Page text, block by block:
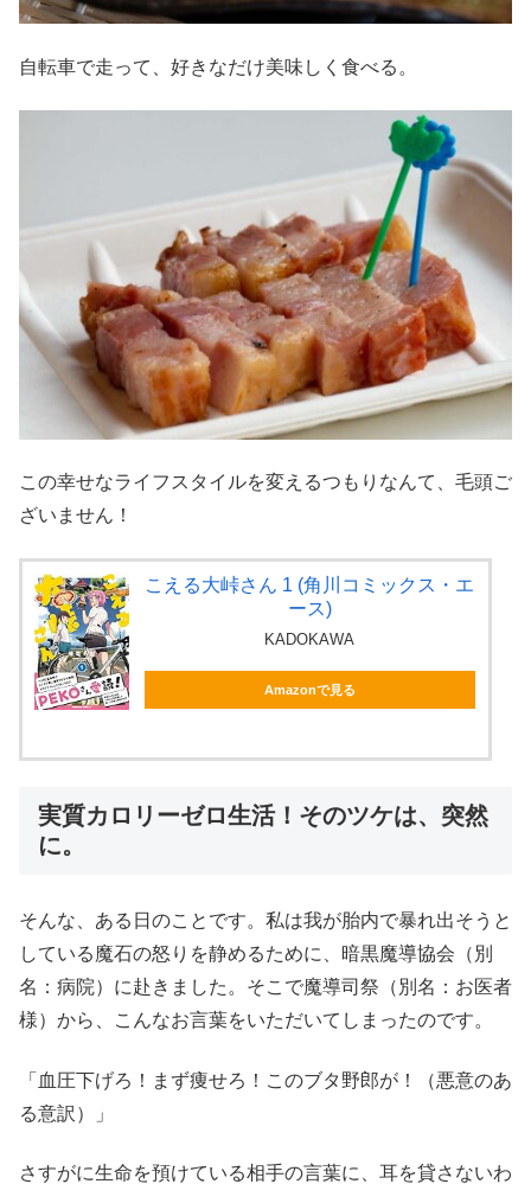
自転車で走って、好きなだけ美味しく食べる。
この幸せなライフスタイルを変えるつもりなんて、毛頭ご
ざいません！
こえる大峠さん 1 (角川コミックス・エ
ース)
KADOKAWA
Amazonで見る
実質カロリーゼロ生活！そのツケは、突然
に。
そんな、ある日のことです。私は我が胎内で暴れ出そうと
している魔石の怒りを静めるために、暗黒魔導協会（別
名：病院）に赴きました。そこで魔導司祭（別名：お医者
様）から、こんなお言葉をいただいてしまったのです。
「血圧下げろ！まず痩せろ！このブタ野郎が！（悪意のあ
る意訳）」
さすがに生命を預けている相手の言葉に、耳を貸さないわ